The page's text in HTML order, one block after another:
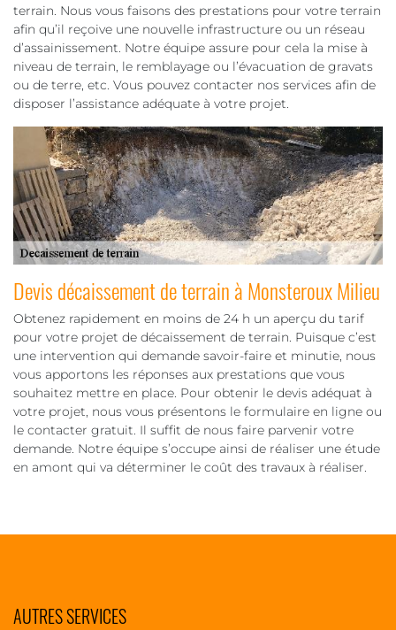
terrain. Nous vous faisons des prestations pour votre terrain
afin qu’il reçoive une nouvelle infrastructure ou un réseau
d’assainissement. Notre équipe assure pour cela la mise à
niveau de terrain, le remblayage ou l’évacuation de gravats
ou de terre, etc. Vous pouvez contacter nos services afin de
disposer l’assistance adéquate à votre projet.
Devis décaissement de terrain à Monsteroux Milieu
Obtenez rapidement en moins de 24 h un aperçu du tarif
pour votre projet de décaissement de terrain. Puisque c’est
une intervention qui demande savoir-faire et minutie, nous
vous apportons les réponses aux prestations que vous
souhaitez mettre en place. Pour obtenir le devis adéquat à
votre projet, nous vous présentons le formulaire en ligne ou
le contacter gratuit. Il suffit de nous faire parvenir votre
demande. Notre équipe s’occupe ainsi de réaliser une étude
en amont qui va déterminer le coût des travaux à réaliser.
AUTRES SERVICES